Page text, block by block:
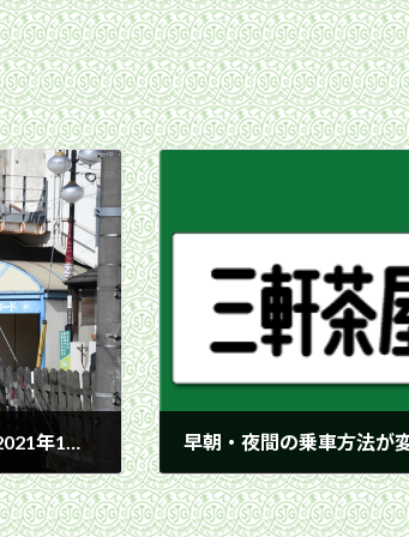
下高井戸駅を発車した301編成「『玉電カラー』電車」／2021年1月16日 下高井戸〜松原間 早朝・夜間の乗車方法が
2021年1月18日